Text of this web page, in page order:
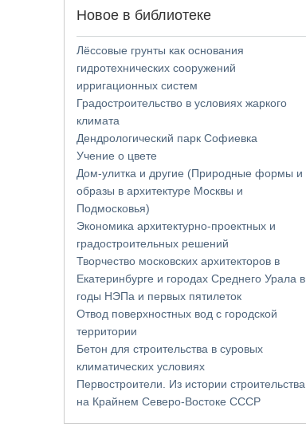
Новое в библиотеке
Лёссовые грунты как основания
гидротехнических сооружений
ирригационных систем
Градостроительство в условиях жаркого
климата
Дендрологический парк Софиевка
Учение о цвете
Дом-улитка и другие (Природные формы и
образы в архитектуре Москвы и
Подмосковья)
Экономика архитектурно-проектных и
градостроительных решений
Творчество московских архитекторов в
Екатеринбурге и городах Среднего Урала в
годы НЭПа и первых пятилеток
Отвод поверхностных вод с городской
территории
Бетон для строительства в суровых
климатических условиях
Первостроители. Из истории строительства
на Крайнем Северо-Востоке СССР